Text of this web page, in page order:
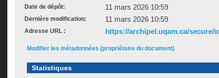
Date de dépôt: 11 mars 2026 10:59
Dernière modification: 11 mars 2026 10:59
Adresse URL : https://archipel.uqam.ca/secure/
Modifier les métadonnées (propriétaire du document)
Statistiques